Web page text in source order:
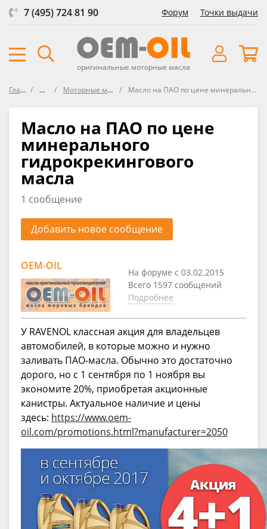
7 (495) 724 81 90 Форум Точки выдачи
оригинальные моторные масла
Главная Форум Моторные масла RAVENOL Масло на ПАО по цене минерального гидрокрекингового масла
Масло на ПАО по цене
минерального
гидрокрекингового
масла
1 сообщение
Добавить новое сообщение
OEM-OIL
На форуме с 03.02.2015
Всего 1597 сообщений
Подробнее
У RAVENOL классная акция для владельцев
автомобилей, в которые можно и нужно
заливать ПАО-масла. Обычно это достаточно
дорого, но с 1 сентября по 1 ноября вы
экономите 20%, приобретая акционные
канистры. Актуальное наличие и цены
здесь: https://www.oem-
oil.com/promotions.html?manufacturer=2050